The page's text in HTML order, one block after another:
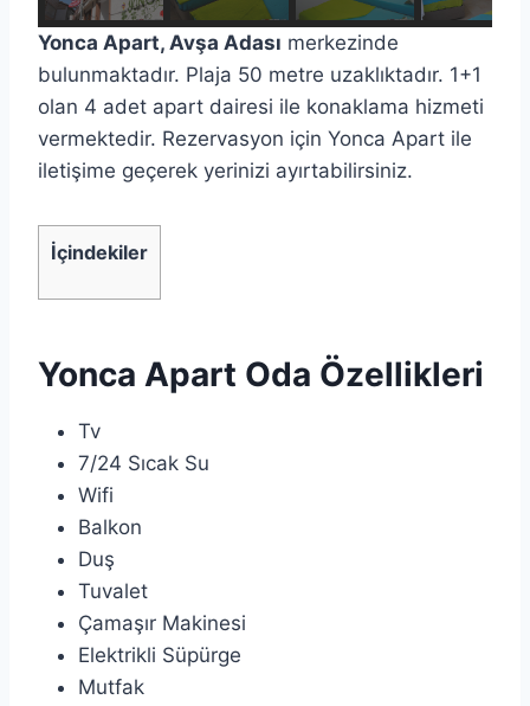
Yonca Apart, Avşa Adası merkezinde
bulunmaktadır. Plaja 50 metre uzaklıktadır. 1+1
olan 4 adet apart dairesi ile konaklama hizmeti
vermektedir. Rezervasyon için Yonca Apart ile
iletişime geçerek yerinizi ayırtabilirsiniz.
İçindekiler
Yonca Apart Oda Özellikleri
Tv
7/24 Sıcak Su
Wifi
Balkon
Duş
Tuvalet
Çamaşır Makinesi
Elektrikli Süpürge
Mutfak